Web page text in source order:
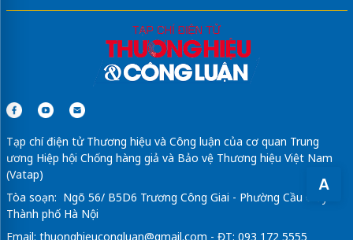
A
Tạp chí điện tử Thương hiệu và Công luận của cơ quan Trung
ương Hiệp hội Chống hàng giả và Bảo vệ Thương hiệu Việt Nam
(Vatap)
Tòa soạn: Ngõ 56/ B5D6 Trương Công Giai - Phường Cầu Giấy -
Thành phố Hà Nội
Email: thuonghieucongluan@gmail.com - ĐT: 093 172 5555